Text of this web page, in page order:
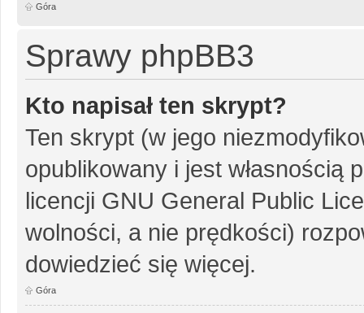
Góra
Sprawy phpBB3
Kto napisał ten skrypt?
Ten skrypt (w jego
opublikowany i jest własnością
licencji GNU General Public
wolności, a nie prędkości)
dowiedzieć się więcej.
Góra